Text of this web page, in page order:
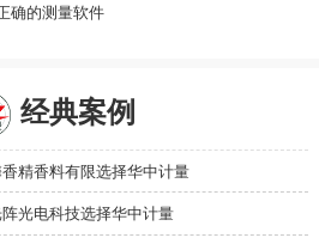
确的测量软件
经典案例
精香料有限选择华中计量
光电科技选择华中计量